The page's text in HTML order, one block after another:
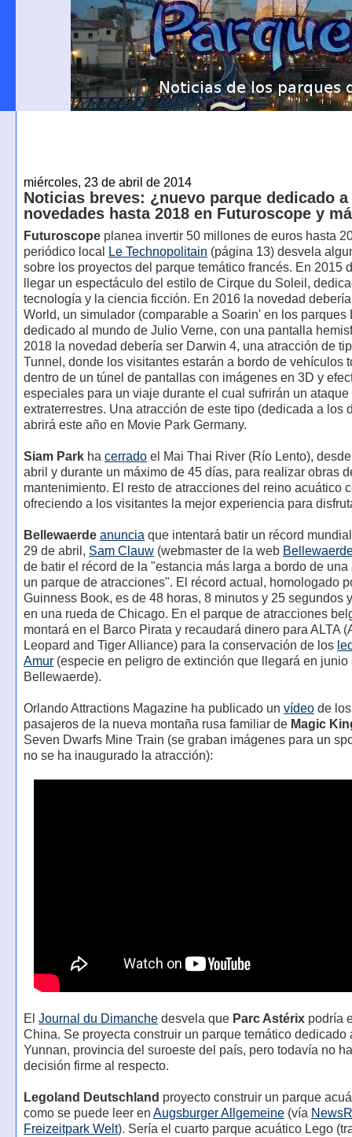
miércoles, 23 de abril de 2014
Noticias breves: ¿nuevo parque dedicado
novedades hasta 2018 en Futuroscope y
Futuroscopeplanea invertir 50 millones de euros hasta
periódico local
Le Technopolitain (página 13) desvela
sobre los proyectos del parque temático francés. En 2015
llegar un espectáculo del estilo de Cirque du Soleil,
tecnología y la ciencia ficción. En 2016 la novedad
World, un simulador (comparable a Soarin' en los parques
dedicado al mundo de Julio Verne, con una pantalla
2018 la novedad debería ser Darwin 4, una atracción de
Tunnel, donde los visitantes estarán a bordo de vehículos
dentro de un túnel de pantallas con imágenes en 3D y
especiales para un viaje durante el cual sufrirán un ataque
extraterrestres. Una atracción de este tipo (dedicada a los
abrirá este año en Movie Park Germany.
Siam Parkha cerradoel Mai Thai River (Río Lento),
abril y durante un máximo de 45 días, para realizar obras
mantenimiento. El resto de atracciones del reino acuático
ofreciendo a los visitantes la mejor experiencia para
Bellewaerde anuncia que intentará batir un récord
29 de abril, Sam Clauw(webmaster de la web
de batir el récord de la "estancia más larga a bordo de una
un parque de atracciones". El récord actual, homologado
Guinness Book, es de 48 horas, 8 minutos y 25 segundos
en una rueda de Chicago. En el parque de atracciones
montará en el Barco Pirata y recaudará dinero para ALTA
Leopard and Tiger Alliance) para la conservación de los
Amur(especie en peligro de extinción que llegará en junio
Bellewaerde).
Orlando Attractions Magazine ha publicado un vídeode los
pasajeros de la nueva montaña rusa familiar de Magic
Seven Dwarfs Mine Train (se graban imágenes para un
no se ha inaugurado la atracción):
El Journal du Dimanchedesvela que Parc Astérixpodría
China. Se proyecta construir un parque temático dedicado
Yunnan, provincia del suroeste del país, pero todavía no
decisión firme al respecto.
Legoland Deutschland proyecto construir un parque
como se puede leer en Augsburger Allgemeine(vía
Freizeitpark Welt). Sería el cuarto parque acuático Lego